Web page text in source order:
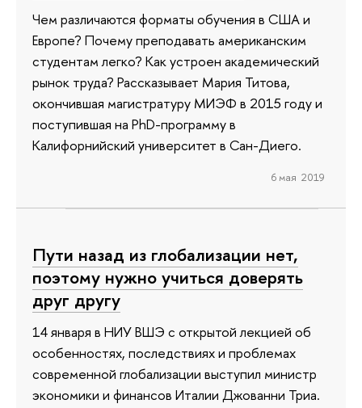
Чем различаются форматы обучения в США и
Европе? Почему преподавать американским
студентам легко? Как устроен академический
рынок труда? Рассказывает Мария Титова,
окончившая магистратуру МИЭФ в 2015 году и
поступившая на PhD-программу в
Калифорнийский университет в Сан-Диего.
6 мая 2019
Пути назад из глобализации нет,
поэтому нужно учиться доверять
друг другу
14 января в НИУ ВШЭ с открытой лекцией об
особенностях, последствиях и проблемах
современной глобализации выступил министр
экономики и финансов Италии Джованни Триа.